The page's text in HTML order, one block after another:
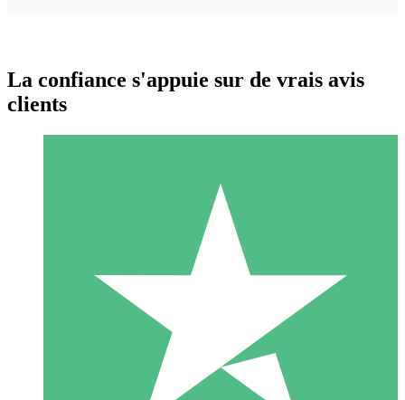
Packs de Crédits Individuels
Payez à l'utilisation avec des crédits de téléchargement. Sans
1 Téléchargement
10 00
La confiance s'appuie sur de vrais avis
clients